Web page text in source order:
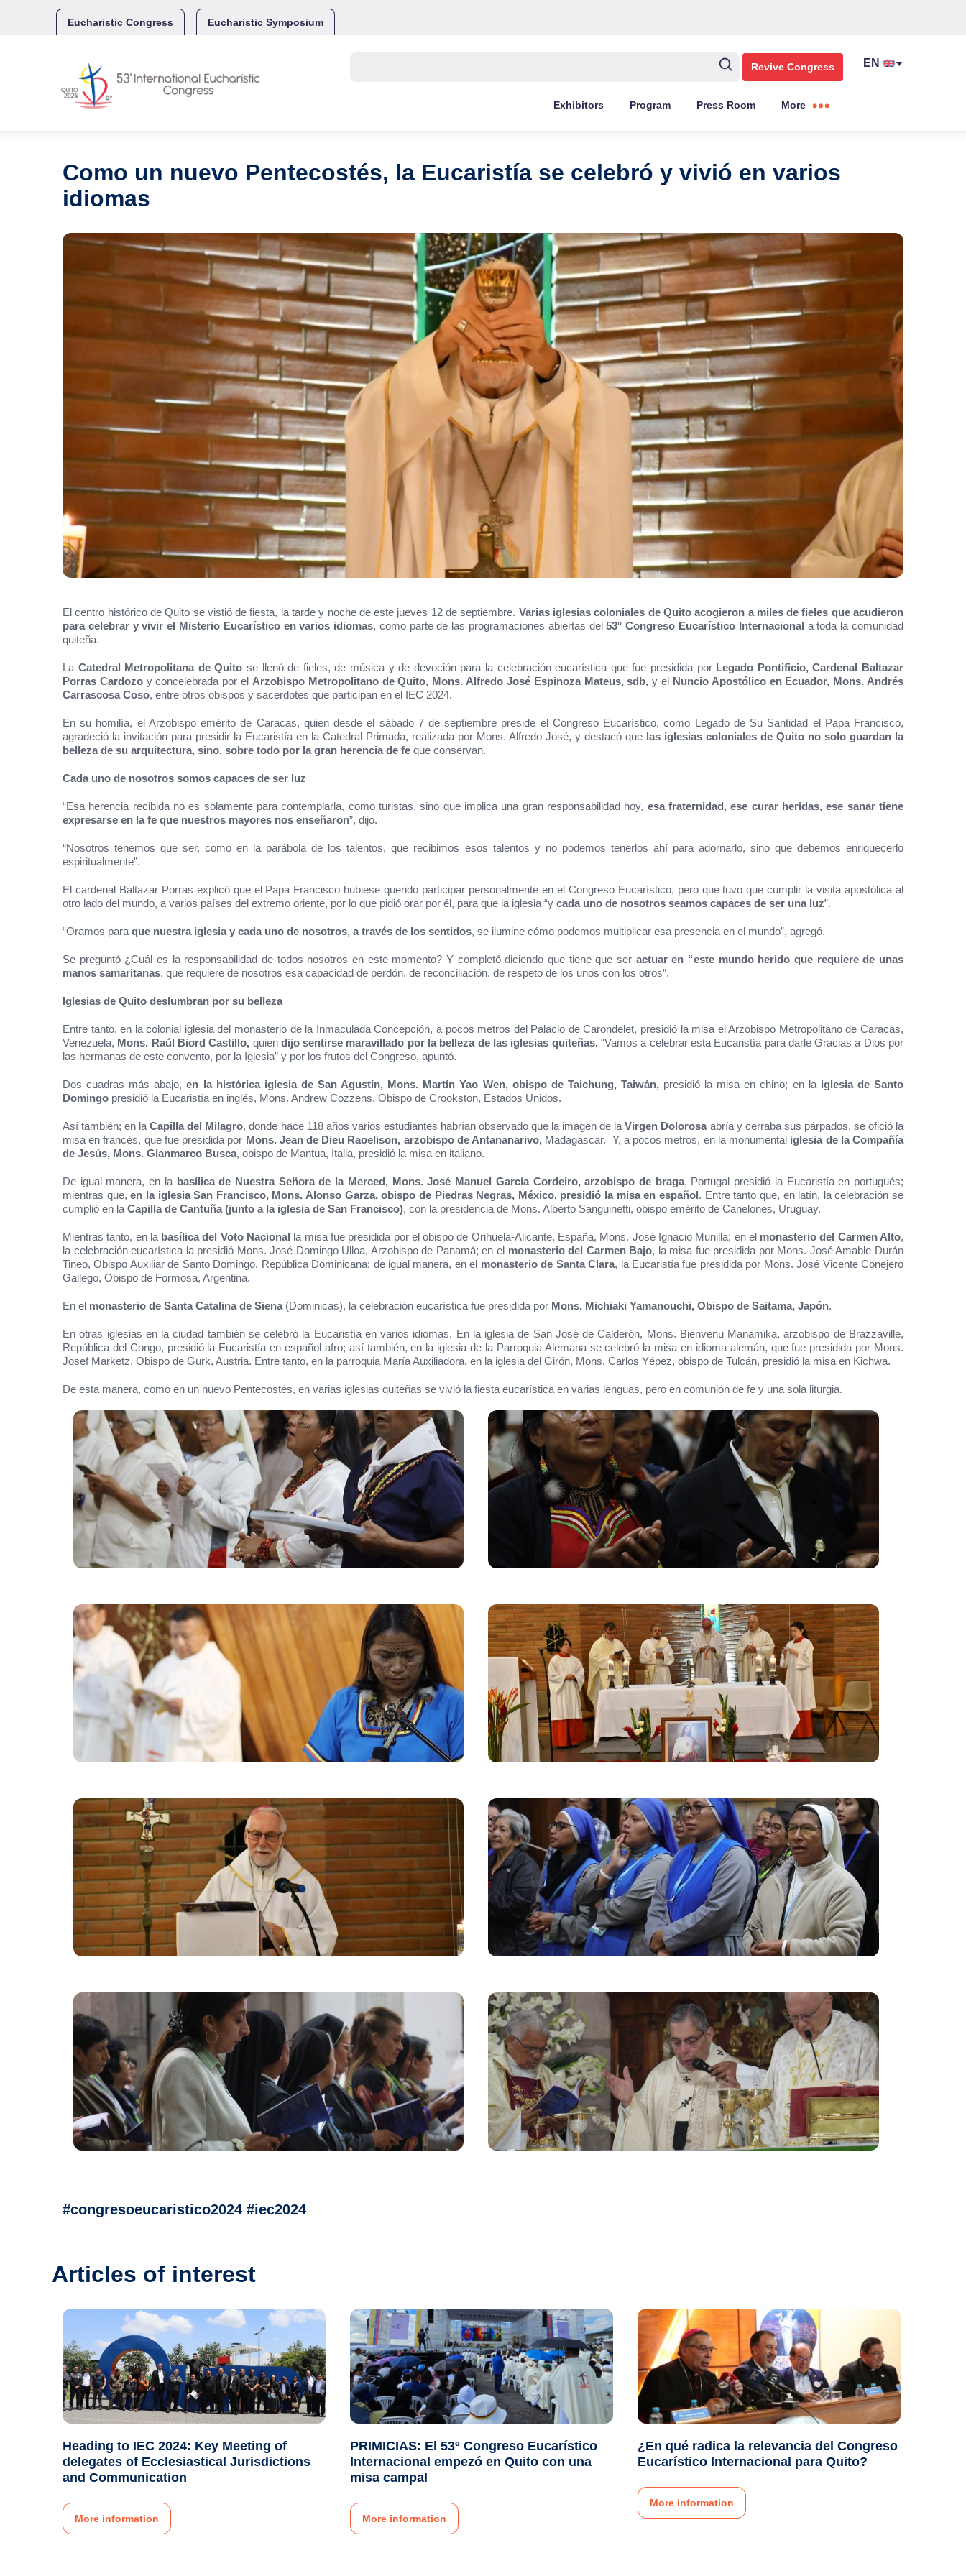
Eucharistic Congress Eucharistic Symposium
Revive Congress
Exhibitors Program Press Room More
Como un nuevo Pentecostés, la Eucaristía se celebró y vivió en varios
idiomas
El centro histórico de Quito se vistió de fiesta, la tarde y noche de este jueves 12 de septiembre. Varias iglesias coloniales de Quito acogieron a miles de fieles que acudieron
para celebrar y vivir el Misterio Eucarístico en varios idiomas, como parte de las programaciones abiertas del53° Congreso Eucarístico Internacional a toda la comunidad
quiteña.
La Catedral Metropolitana de Quito se llenó de fieles, de música y de devoción para la celebración eucarística que fue presidida por Legado Pontificio, Cardenal Baltazar
Porras Cardozo y concelebrada por el Arzobispo Metropolitano de Quito, Mons. Alfredo José Espinoza Mateus, sdb,y el Nuncio Apostólico en Ecuador, Mons. Andrés
Carrascosa Coso, entre otros obispos y sacerdotes que participan en el IEC 2024.
En su homilía, el Arzobispo emérito de Caracas, quien desde el sábado 7 de septiembre preside el Congreso Eucarístico, como Legado de Su Santidad el Papa Francisco,
agradeció la invitación para presidir la Eucaristía en la Catedral Primada, realizada por Mons. Alfredo José, y destacó que las iglesias coloniales de Quito no solo guardan la
belleza de su arquitectura, sino, sobre todo por la gran herencia de fe que conservan.
Cada uno de nosotros somos capaces de ser luz
“Esa herencia recibida no es solamente para contemplarla, como turistas, sino que implica una gran responsabilidad hoy, esa fraternidad, ese curar heridas, ese sanar tiene
expresarse en la fe que nuestros mayores nos enseñaron”, dijo.
“Nosotros tenemos que ser, como en la parábola de los talentos, que recibimos esos talentos y no podemos tenerlos ahí para adornarlo, sino que debemos enriquecerlo
espiritualmente”.
El cardenal Baltazar Porras explicó que el Papa Francisco hubiese querido participar personalmente en el Congreso Eucarístico, pero que tuvo que cumplir la visita apostólica al
otro lado del mundo, a varios países del extremo oriente, por lo que pidió orar por él, para que la iglesia “y cada uno de nosotros seamos capaces de ser una luz”.
“Oramos para que nuestra iglesia y cada uno de nosotros, a través de los sentidos, se ilumine cómo podemos multiplicar esa presencia en el mundo”, agregó.
Se preguntó ¿Cuál es la responsabilidad de todos nosotros en este momento? Y completó diciendo que tiene que ser actuar en “este mundo herido que requiere de unas
manos samaritanas, que requiere de nosotros esa capacidad de perdón, de reconciliación, de respeto de los unos con los otros”.
Iglesias de Quito deslumbran por su belleza
Entre tanto, en la colonial iglesia del monasterio de la Inmaculada Concepción, a pocos metros del Palacio de Carondelet, presidió la misa el Arzobispo Metropolitano de Caracas,
Venezuela, Mons. Raúl Biord Castillo, quien dijo sentirse maravillado por la belleza de las iglesias quiteñas. “Vamos a celebrar esta Eucaristía para darle Gracias a Dios por
las hermanas de este convento, por la Iglesia” y por los frutos del Congreso, apuntó.
Dos cuadras más abajo,en la histórica iglesia de San Agustín, Mons. Martín Yao Wen, obispo de Taichung, Taiwán, presidió la misa en chino; en la iglesia de Santo
Domingo presidió la Eucaristía en inglés, Mons. Andrew Cozzens, Obispo de Crookston, Estados Unidos.
Así también; en laCapilla del Milagro, donde hace 118 años varios estudiantes habrían observado que la imagen de laVirgen Dolorosaabría y cerraba sus párpados, se ofició la
misa en francés, que fue presidida por Mons. Jean de Dieu Raoelison, arzobispo de Antananarivo, Madagascar. Y, a pocos metros, en la monumental iglesia de la Compañía
de Jesús, Mons. Gianmarco Busca, obispo de Mantua, Italia, presidió la misa en italiano.
De igual manera, en la basílica de Nuestra Señora de la Merced, Mons. José Manuel García Cordeiro, arzobispo de braga, Portugal presidió la Eucaristía en portugués;
mientras que,en la iglesia San Francisco, Mons. Alonso Garza, obispo de Piedras Negras, México, presidió la misa en español. Entre tanto que, en latín, la celebración se
cumplió en la Capilla de Cantuña (junto a la iglesia de San Francisco), con la presidencia de Mons. Alberto Sanguinetti, obispo emérito de Canelones, Uruguay.
Mientras tanto, en la basílica del Voto Nacional la misa fue presidida por el obispo de Orihuela-Alicante, España, Mons. José Ignacio Munilla; en el monasterio del Carmen Alto,
la celebración eucarística la presidió Mons. José Domingo Ulloa, Arzobispo de Panamá; en el monasterio del Carmen Bajo, la misa fue presidida por Mons. José Amable Durán
Tineo, Obispo Auxiliar de Santo Domingo, República Dominicana; de igual manera, en el monasterio de Santa Clara, la Eucaristía fue presidida por Mons. José Vicente Conejero
Gallego, Obispo de Formosa, Argentina.
En el monasterio de Santa Catalina de Siena(Dominicas), la celebración eucarística fue presidida por Mons. Michiaki Yamanouchi, Obispo de Saitama, Japón.
En otras iglesias en la ciudad también se celebró la Eucaristía en varios idiomas. En la iglesia de San José de Calderón, Mons. Bienvenu Manamika, arzobispo de Brazzaville,
República del Congo, presidió la Eucaristía en español afro; así también, en la iglesia de la Parroquia Alemana se celebró la misa en idioma alemán, que fue presidida por Mons.
Josef Marketz, Obispo de Gurk, Austria. Entre tanto, en la parroquia María Auxiliadora, en la iglesia del Girón, Mons. Carlos Yépez, obispo de Tulcán, presidió la misa en Kichwa.
De esta manera, como en un nuevo Pentecostés, en varias iglesias quiteñas se vivió la fiesta eucarística en varias lenguas, pero en comunión de fe y una sola liturgia.
#congresoeucaristico2024 #iec2024
Articles of interest
Heading to IEC 2024: Key Meeting of
delegates of Ecclesiastical Jurisdictions
and Communication
More information
PRIMICIAS: El 53º Congreso Eucarístico
Internacional empezó en Quito con una
misa campal
More information
¿En qué radica la relevancia del Congreso
Eucarístico Internacional para Quito?
More information